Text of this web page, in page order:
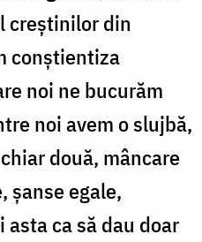
creștinilor din
conștientiza
noi ne bucurăm
noi avem o slujbă,
două, mâncare
șanse egale,
ca să dau doar